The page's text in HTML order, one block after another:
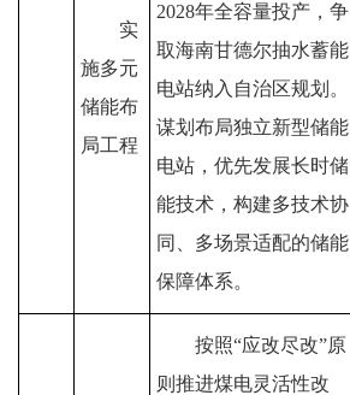
实
施多元
储能布
局工程
2028年全容量投产，争
取海南甘德尔抽水蓄能
电站纳入自治区规划。
谋划布局独立新型储能
电站，优先发展长时储
能技术，构建多技术协
同、多场景适配的储能
保障体系。
按照“应改尽改”原
则推进煤电灵活性改